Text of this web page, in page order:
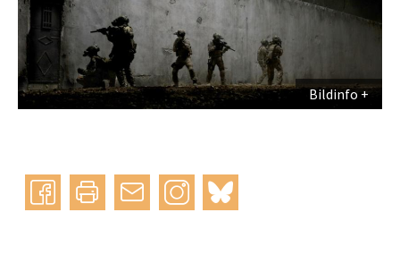
Bildinfo
Instagram
bluesky